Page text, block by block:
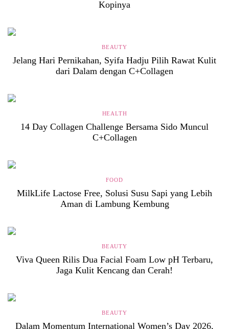
Kopinya
BEAUTY
Jelang Hari Pernikahan, Syifa Hadju Pilih Rawat Kulit
dari Dalam dengan C+Collagen
HEALTH
14 Day Collagen Challenge Bersama Sido Muncul
C+Collagen
FOOD
MilkLife Lactose Free, Solusi Susu Sapi yang Lebih
Aman di Lambung Kembung
BEAUTY
Viva Queen Rilis Dua Facial Foam Low pH Terbaru,
Jaga Kulit Kencang dan Cerah!
BEAUTY
Dalam Momentum International Women’s Day 2026,